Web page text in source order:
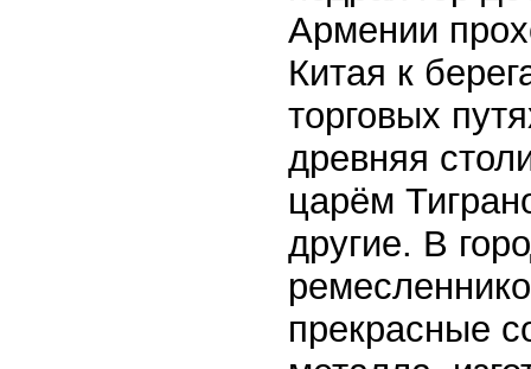
Армении
Китая к
торговых
древняя
царём
другие. В
прекрасные